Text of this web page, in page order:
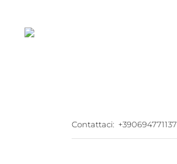
Contattaci: +390694771137